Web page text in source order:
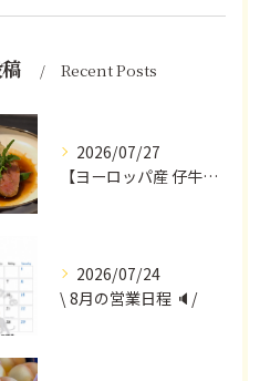
Recent Posts
2026/07/27
【ヨーロッパ産 仔牛のタンとフォンドヴォー】
2026/07/24
\ 8月の営業日程 🔈/